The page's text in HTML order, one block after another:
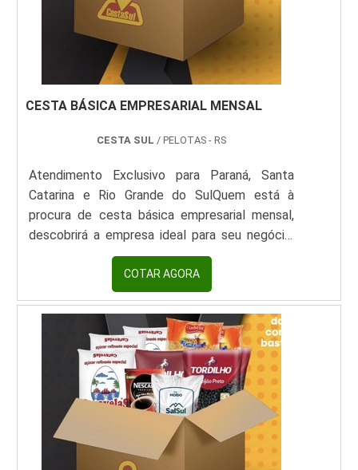
CESTA BÁSICA EMPRESARIAL MENSAL
CESTA SUL / PELOTAS - RS
Atendimento Exclusivo para Paraná, Santa
Catarina e Rio Grande do SulQuem está à
procura de cesta básica empresarial mensal,
descobrirá a empresa ideal para seu negócio.
Elaborando uma cotação por meio da
plataforma e achando a líder em
qualidade.DIFERENCIAIS DE CESTA BÁSICA
EMPRESARIAL MENSALSe alguém busca por
cesta básica empresarial mensal com uma
empresa atenciosa, consegue encontrar o site
da Cesta Sul. É possível encontrar cesta ...
COTAR AGORA